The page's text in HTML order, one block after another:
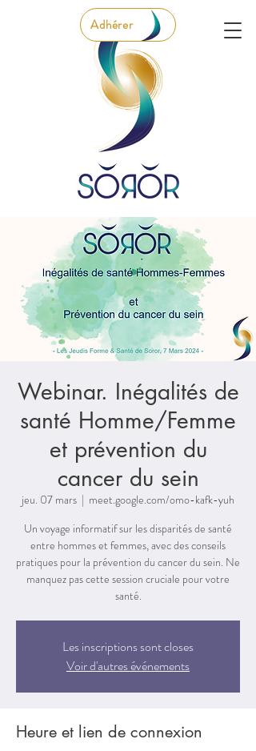
Adhérer
Webinar. Inégalités de
santé Homme/Femme
et prévention du
cancer du sein
jeu. 07 mars
  |
meet.google.com/omo-kafk-yuh
Un voyage informatif sur les disparités de santé
entre hommes et femmes, avec des conseils
pratiques pour la prévention du cancer du sein. Ne
manquez pas cette session cruciale pour votre
santé.
Les inscriptions sont closes
Voir d'autres événements
Heure et lien de connexion